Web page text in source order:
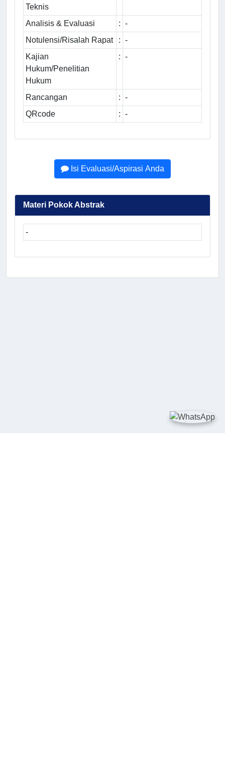
Teknis
Analisis & Evaluasi : -
Notulensi/Risalah Rapat
: -
Kajian
Hukum/Penelitian
Hukum
: -
Rancangan : -
QRcode
: -
Isi Evaluasi/Aspirasi Anda
Materi Pokok Abstrak
-